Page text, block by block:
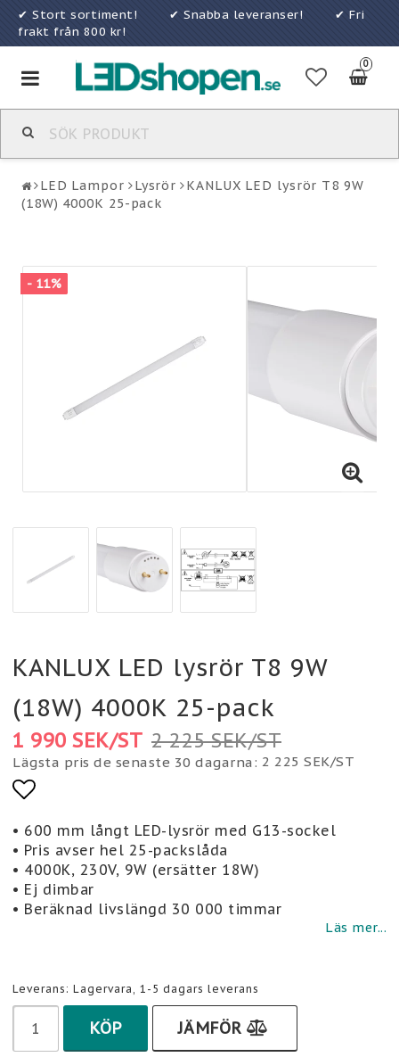
✔ Stort sortiment! ✔ Snabba leveranser! ✔ Fri
frakt från 800 kr!
0
Toggle
navigation
LED Lampor Lysrör
KANLUX LED lysrör T8 9W
(18W) 4000K 25-pack
- 11%
KANLUX LED lysrör T8 9W
(18W) 4000K 25-pack
2 225 SEK/ST
1 990 SEK/ST
Lägsta pris de senaste 30 dagarna 2 225 SEK/ST
Lägg till i favoritlistan
• 600 mm långt LED-lysrör med G13-sockel
• Pris avser hel 25-packslåda
• 4000K, 230V, 9W (ersätter 18W)
• Ej dimbar
• Beräknad livslängd 30 000 timmar
Läs mer...
Leverans: Lagervara, 1-5 dagars leverans
KÖP JÄMFÖR